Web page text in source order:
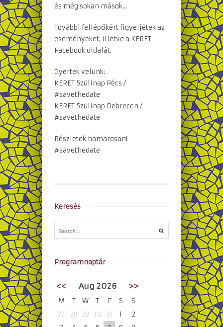
és még sokan mások…
További fellépőkért figyeljétek az
eseményeket, illetve a KERET
Facebook oldalát.
Gyertek velünk:
KERET 5zülinap Pécs /
#savethedate
KERET 5zülinap Debrecen /
#savethedate
Részletek hamarosan!
#savethedate
Keresés
Programnaptár
<< Aug 2026 >>
M T W T F S
S
27
28 29 30 31 1
2